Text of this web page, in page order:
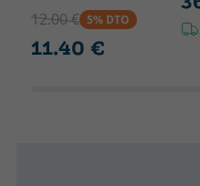
12.00 € 5% DTO
11.40 €